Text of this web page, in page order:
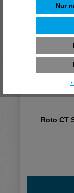
Roto CT
Nur